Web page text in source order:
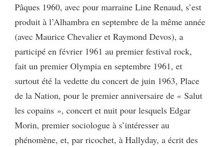
Pâques 1960, avec pour marraine Line Renaud, s’est
produit à l’Alhambra en septembre de la même année
(avec Maurice Chevalier et Raymond Devos), a
participé en février 1961 au premier festival rock,
fait un premier Olympia en septembre 1961, et
surtout été la vedette du concert de juin 1963, Place
de la Nation, pour le premier anniversaire de « Salut
les copains », concert et nuit pour lesquels Edgar
Morin, premier sociologue à s’intéresser au
phénomène, et, par ricochet, à Hallyday, a écrit des